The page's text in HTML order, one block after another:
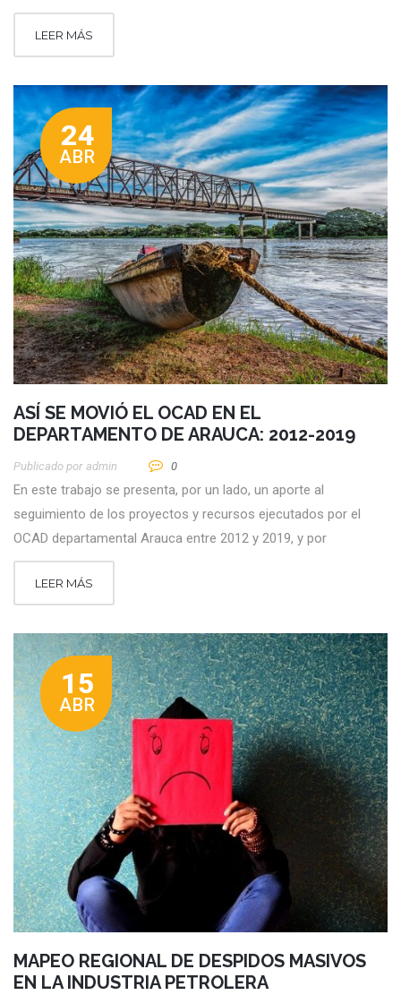
LEER MÁS
24
ABR
ASÍ SE MOVIÓ EL OCAD EN EL
DEPARTAMENTO DE ARAUCA: 2012-2019
Publicado por Admin 0
En este trabajo se presenta, por un lado, un aporte al
seguimiento de los proyectos y recursos ejecutados por el
OCAD departamental Arauca entre 2012 y 2019, y por
LEER MÁS
15
ABR
MAPEO REGIONAL DE DESPIDOS MASIVOS
EN LA INDUSTRIA PETROLERA